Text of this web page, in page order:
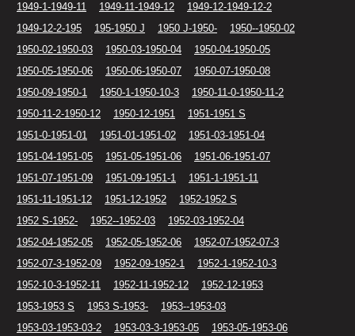
1949-1-1949-11
1949-11-1949-12
1949-12-1949-12-2
1949-12-2-195
195-1950 J 1950 J-1950-
1950--1950-02
1950-02-1950-03
1950-03-1950-04
1950-04-1950-05
1950-05-1950-06
1950-06-1950-07
1950-07-1950-08
1950-09-1950-1
1950-1-1950-10-3
1950-11-0-1950-11-2
1950-11-2-1950-12
1950-12-1951
1951-1951 S
1951-0-1951-01
1951-01-1951-02
1951-03-1951-04
1951-04-1951-05
1951-05-1951-06
1951-06-1951-07
1951-07-1951-09
1951-09-1951-1
1951-1-1951-11
1951-11-1951-12
1951-12-1952
1952-1952 S
1952 S-1952-
1952--1952-03
1952-03-1952-04
1952-04-1952-05
1952-05-1952-06
1952-07-1952-07-3
1952-07-3-1952-09
1952-09-1952-1
1952-1-1952-10-3
1952-10-3-1952-11
1952-11-1952-12
1952-12-1953
1953-1953 S
1953 S-1953-
1953--1953-03
1953-03-1953-03-2
1953-03-3-1953-05 1953-05-1953-06